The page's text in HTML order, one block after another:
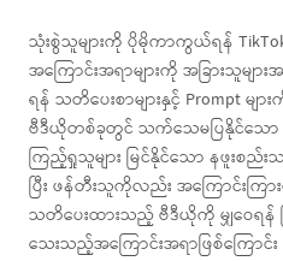
သုံးစွဲသူများကို ပိုမိုကာကွယ်ရန်
အကြောင်းအရာများကို အခြားသူများ
ရန် သတိပေးစာများနှင့် Prompt မျ
ဗီဒီယိုတစ်ခုတွင် သက်သေမပြနိုင်သော အ
ကြည့်ရှုသူများ မြင်နိုင်သော နဖူးစည်
ပြီး ဖန်တီးသူကိုလည်း အကြောင်းကြ
သတိပေးထားသည့် ဗီဒီယိုကို မျှဝေရန်
သေးသည့်အကြောင်းအရာဖြစ်ကြော